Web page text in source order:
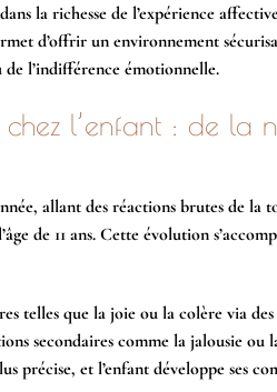
la richesse de l’expérience
d’offrir un environnement
l’indifférence émotionnelle.
l’enfant : de la
allant des réactions brutes de la
de 11 ans. Cette évolution
telles que la joie ou la colère via des
secondaires comme la jalousie
précise, et l’enfant développe ses